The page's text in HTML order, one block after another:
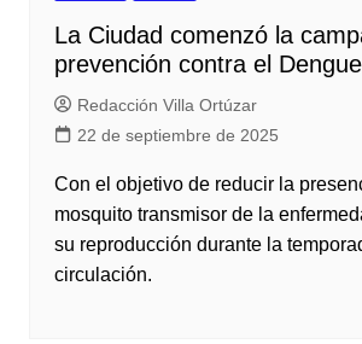
La Ciudad comenzó la
prevención contra el Dengue
Redacción Villa Ortúzar
22 de septiembre de 2025
Con el objetivo de reducir la
mosquito transmisor de la
su reproducción durante la
circulación.